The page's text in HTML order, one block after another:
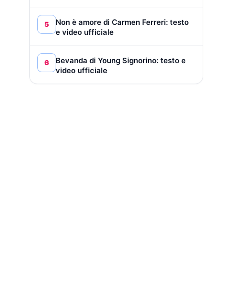
5
Non è amore di Carmen Ferreri: testo
e video ufficiale
6
Bevanda di Young Signorino: testo e
video ufficiale